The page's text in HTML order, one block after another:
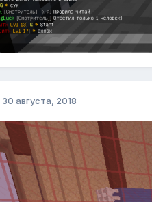
30 августа, 2018